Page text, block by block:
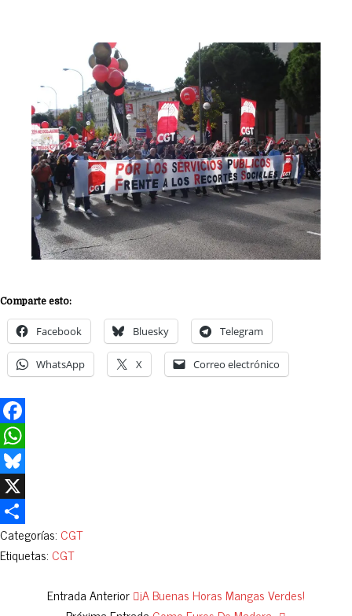
Comparte esto:
Facebook Bluesky Telegram
WhatsApp X Correo electrónico
Facebook
WhatsApp
Bluesky
X
Compartir
Categorías: CGT
Etiquetas: CGT
Entrada Anterior ¡A Buenas Horas Mangas Verdes!